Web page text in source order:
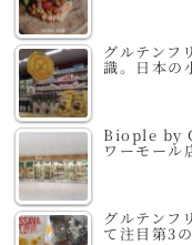
グルテンフ
識。日本の
Biople by
ワーモール
グルテンフ
て注目第3